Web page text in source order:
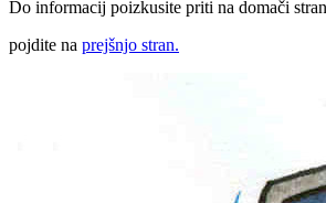
Do informacij poizkusite priti na domači
pojdite na prejšnjo stran.